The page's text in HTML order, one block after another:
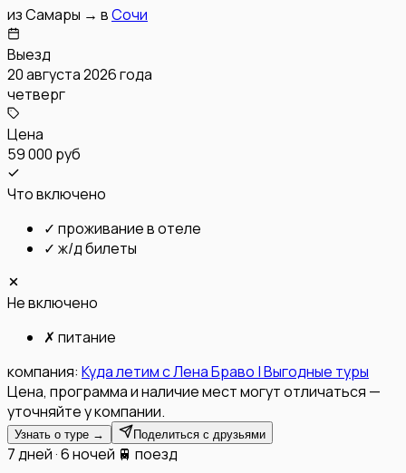
изСамары → вСочи
Выезд
20 августа 2026 года
четверг
Цена
59 000 руб
Что включено
✓ проживание в отеле
✓ ж/д билеты
Не включено
✗ питание
компания: Куда летим с Лена Браво | Выгодные туры
Цена, программа и наличие мест могут отличаться —
уточняйте у компании.
Узнать о туре → Поделиться с друзьями
7 дней · 6 ночей 🚆 поезд